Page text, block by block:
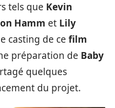
tels que Kevin
Hamm et Lily
casting de ce film
préparation de Baby
quelques
du projet.